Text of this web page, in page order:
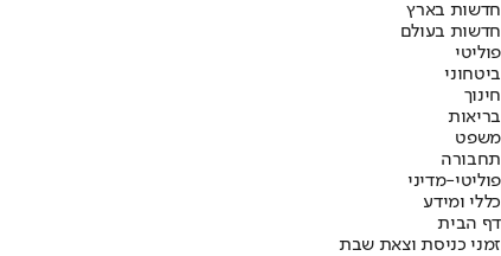
חדשות בארץ
חדשות בעולם
פוליטי
ביטחוני
חינוך
בריאות
משפט
תחבורה
פוליטי-מדיני
כללי ומידע
דף הבית
זמני כניסת וצאת שבת